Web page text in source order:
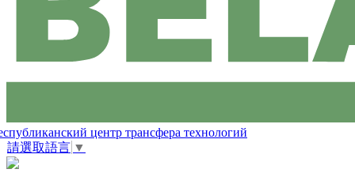
центр трансфера технологий
請選取語言 ▼